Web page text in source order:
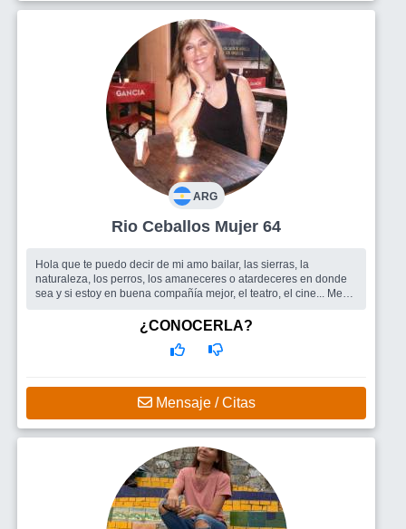
ARG
Rio Ceballos Mujer 64
Hola que te puedo decir de mi amo bailar, las sierras, la
naturaleza, los perros, los amaneceres o atardeceres en donde
sea y si estoy en buena compañía mejor, el teatro, el cine... Me
Estoy en la pagina para conocer gente y lugares nuevos,
no se si podré conocer a un nuevo amor...si queres escribime por
mensajeria interna y te contesto,me interesaria que me escriban
¿CONOCERLA?
Mensaje / Citas